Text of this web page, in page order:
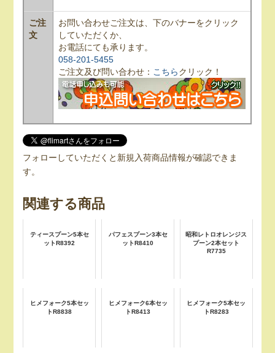
ご注
文
お問い合わせご注文は、下のバナーをクリック
していただくか、
お電話にても承ります。
058-201-5455
ご注文及び問い合わせ： こちらクリック！
フォローしていただくと新規入荷商品情報が確認できま
す。
関連する商品
ティースプーン5本セ
ットR8392
パフェスプーン3本セ
ットR8410
昭和レトロオレンジス
プーン2本セット
R7735
ヒメフォーク5本セッ
トR8838
ヒメフォーク6本セッ
トR8413
ヒメフォーク5本セッ
トR8283